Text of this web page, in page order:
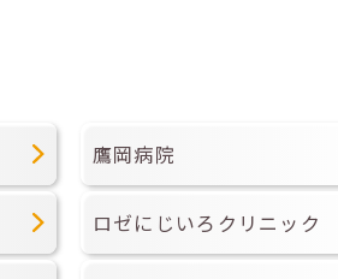
鷹岡病院
ロゼにじいろクリニック